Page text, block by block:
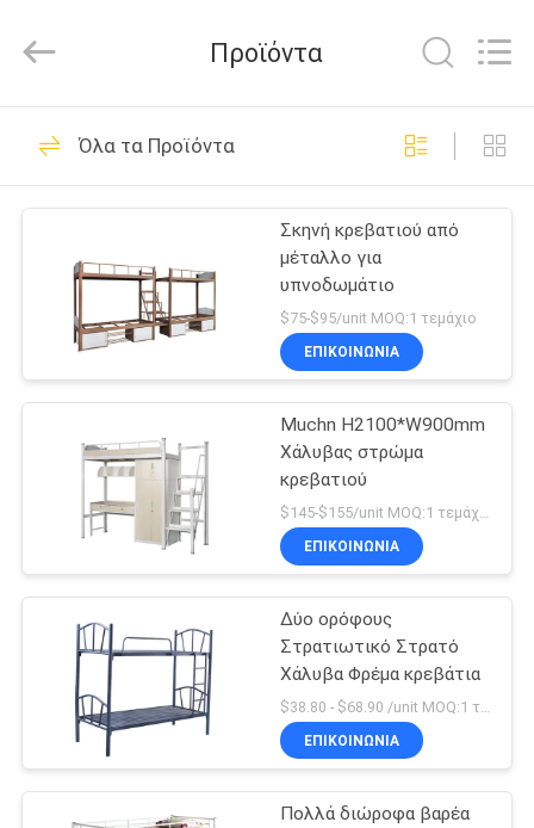
ΣΠΊΤΙ
ΠΡΟΪΌΝΤΑ
ΠΕΡΊΠΟΥ
ΕΜΕΊΣ
ΓΎΡΟΣ
ΕΡΓΟΣΤΑΣΊΩΝ
ΠΟΙΟΤΙΚΌΣ
ΈΛΕΓΧΟΣ
ΕΛΆΤΕ
ΕΠΑΦΉ
ΜΕ
Rights
by
Κεφαλακιό
μεταλλικών
αποθεμάτων
49
κλειδώσιμα
ντουλάπια
αρχειοθέτησης
50
Ασφαλές κιβώτιο
Προϊόντα
Όλα τα Προϊόντα
Σκηνή κρεβατιού από
μέταλλο για
υπνοδωμάτιο
$75-$95/unit MOQ:1 τεμάχιο
ΕΠΙΚΟΙΝΩΝΊΑ
Muchn H2100*W900mm
Χάλυβας στρώμα
κρεβατιού
ΕΠΙΚΟΙΝΩΝΊΑ
Δύο ορόφους
Στρατιωτικό Στρατό
Χάλυβα Φρέμα κρεβάτια
ΕΠΙΚΟΙΝΩΝΊΑ
Πολλά διώροφα βαρέα